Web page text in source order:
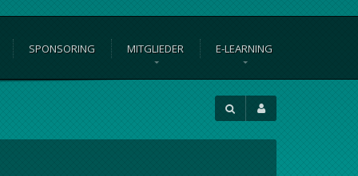
SPONSORING MITGLIEDER E-LEARNING